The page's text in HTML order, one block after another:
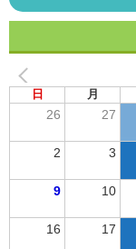
日 月
26 27
2 3
9 10
16 17